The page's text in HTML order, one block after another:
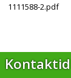
1111588-2.pdf
Kontaktid